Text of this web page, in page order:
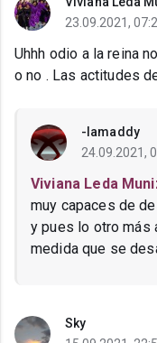
23.09.2021,
Uhhh odio a la reina
o no . Las actitudes
-Iamaddy
24.09.2021,
Viviana Leda
muy capaces de
y pues lo otro más
medida que se
Sky